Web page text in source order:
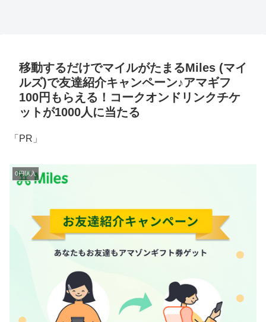
移動するだけでマイルがたまるMiles (マイ
ルズ)で友達紹介キャンペーン♪アマギフ
100円もらえる！コークオンドリンクチケ
ットが1000人に当たる
「PR」
0円購入